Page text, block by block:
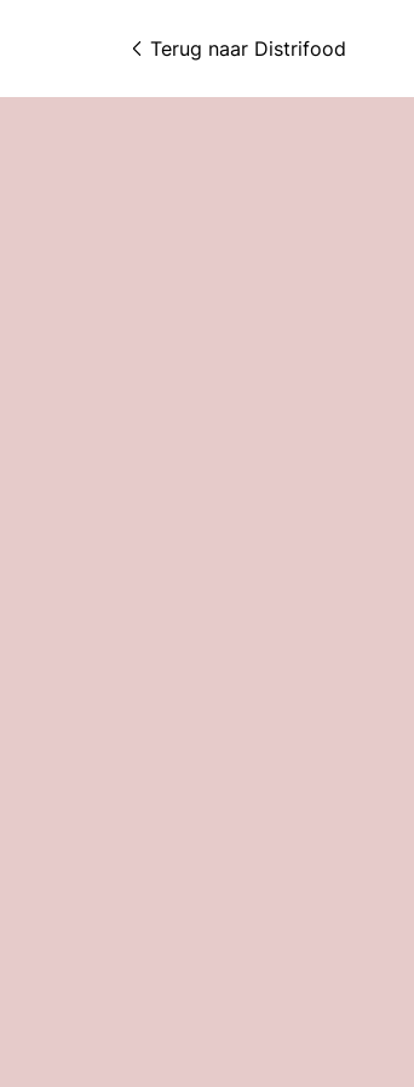
Terug naar Distrifood